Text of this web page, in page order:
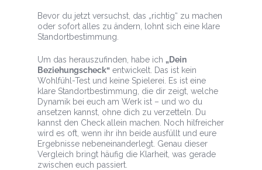
Bevor du jetzt versuchst, das „richtig“ zu machen
oder sofort alles zu ändern, lohnt sich eine klare
Standortbestimmung.
Um das herauszufinden, habe ich „Dein
Beziehungscheck“ entwickelt. Das ist kein
Wohlfühl-Test und keine Spielerei. Es ist eine
klare Standortbestimmung, die dir zeigt, welche
Dynamik bei euch am Werk ist – und wo du
ansetzen kannst, ohne dich zu verzetteln. Du
kannst den Check allein machen. Noch hilfreicher
wird es oft, wenn ihr ihn beide ausfüllt und eure
Ergebnisse nebeneinanderlegt. Genau dieser
Vergleich bringt häufig die Klarheit, was gerade
zwischen euch passiert.